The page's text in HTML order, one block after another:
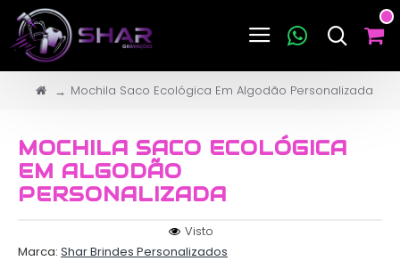
Mochila Saco Ecológica Em Algodão Personalizada
MOCHILA SACO ECOLÓGICA
EM ALGODÃO
PERSONALIZADA
Marca: Shar Brindes Personalizados
Visto